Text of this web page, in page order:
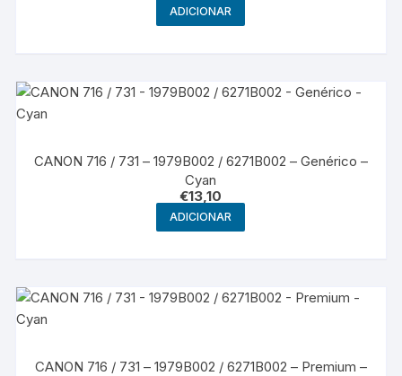
ADICIONAR
CANON 716 / 731 – 1979B002 / 6271B002 – Genérico –
Cyan
€13,10
ADICIONAR
CANON 716 / 731 – 1979B002 / 6271B002 – Premium –